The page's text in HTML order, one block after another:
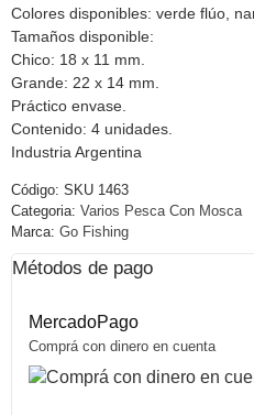
Colores disponibles: verde flúo,
Tamaños disponible:
Chico: 18 x 11 mm.
Grande: 22 x 14 mm.
Práctico envase.
Contenido: 4 unidades.
Industria Argentina
Código: SKU 1463
Categoria: Varios Pesca Con Mosca
Marca: Go Fishing
Métodos de pago
MercadoPago
Comprá con dinero en cuenta